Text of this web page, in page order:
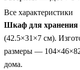
Все характеристики
Шкаф для хранения
(42.5×31×7 см).
размеры —
дома.